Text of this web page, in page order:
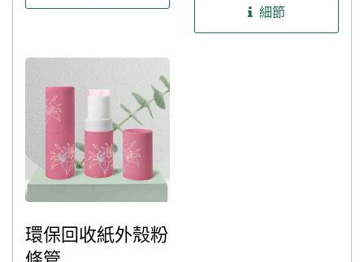
粧品提供其客製化模具服
印等，讓您可以創造出屬
於自己品牌風格的唇線筆
管和包材外殼，滿足無論
是品牌商、自有品牌對彩
妝產品細節的極致追求。
力於環保，減少對新塑膠
的使用。不僅呈現出卓越
細節
環保回收紙外殼粉